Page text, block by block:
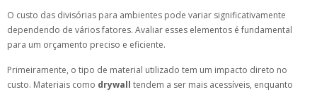
O custo das divisórias para ambientes pode variar significativamente
dependendo de vários fatores. Avaliar esses elementos é fundamental
para um orçamento preciso e eficiente.
Primeiramente, o tipo de material utilizado tem um impacto direto no
custo. Materiais como drywall tendem a ser mais acessíveis, enquanto